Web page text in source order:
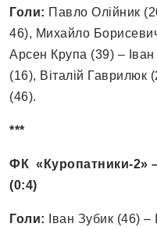
Голи: Павло Олійник
46), Михайло
Арсен Крупа (39) –
(16), Віталій
(46).
***
ФК «Куропатники-2»
(0:4)
Голи: Іван Зубик (46)